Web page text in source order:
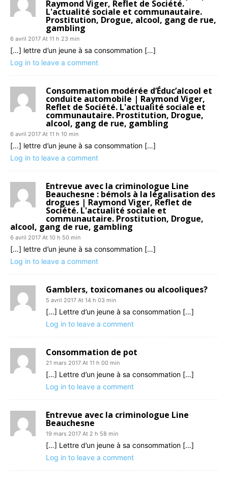
Raymond Viger, Reflet de Société.
L'actualité sociale et communautaire.
Prostitution, Drogue, alcool, gang de rue,
gambling
6 avril 2017 At 11 h 23 min
[…] lettre d’un jeune à sa consommation […]
Log in to leave a comment
Consommation modérée d’Éduc’alcool et
conduite automobile | Raymond Viger,
Reflet de Société. L'actualité sociale et
communautaire. Prostitution, Drogue,
alcool, gang de rue, gambling
6 avril 2017 At 11 h 10 min
[…] lettre d’un jeune à sa consommation […]
Log in to leave a comment
Entrevue avec la criminologue Line
Beauchesne : bémols à la légalisation des
drogues | Raymond Viger, Reflet de
Société. L'actualité sociale et
communautaire. Prostitution, Drogue,
alcool, gang de rue, gambling
6 avril 2017 At 10 h 50 min
[…] lettre d’un jeune à sa consommation […]
Log in to leave a comment
Gamblers, toxicomanes ou alcooliques?
5 avril 2017 At 14 h 03 min
[…] Lettre d’un jeune à sa consommation […]
Log in to leave a comment
Consommation de pot
21 mars 2017 At 11 h 00 min
[…] Lettre d’un jeune à sa consommation […]
Log in to leave a comment
Entrevue avec la criminologue Line
Beauchesne
19 mars 2017 At 2 h 58 min
[…] Lettre d’un jeune à sa consommation […]
Log in to leave a comment